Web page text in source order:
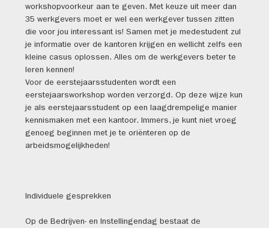
workshopvoorkeur aan te geven. Met keuze uit meer dan
35 werkgevers moet er wel een werkgever tussen zitten
die voor jou interessant is! Samen met je medestudent zul
je informatie over de kantoren krijgen en wellicht zelfs een
kleine casus oplossen. Alles om de werkgevers beter te
leren kennen!
Voor de eerstejaarsstudenten wordt een
eerstejaarsworkshop worden verzorgd. Op deze wijze kun
je als eerstejaarsstudent op een laagdrempelige manier
kennismaken met een kantoor. Immers, je kunt niet vroeg
genoeg beginnen met je te oriënteren op de
arbeidsmogelijkheden!
Individuele gesprekken
Op de Bedrijven- en Instellingendag bestaat de